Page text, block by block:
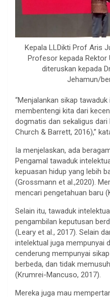
Kepala LLDikti Prof Aris
Profesor kepada Rektor
diteruskan kepada
Jehamun/
“Menjalankan sikap
membentengi kita dari
dogmatis dan sekaligus dari
Church & Barrett, 2016),”
Ia menjelaskan, ada
Pengamal tawaduk
kepuasan hidup yang lebih
(Grossmann et al.,2020).
mencari pengetahuan baru
Selain itu, tawaduk
pengambilan keputusan
(Leary et al., 2017). Selain
intelektual juga mempunyai
cenderung mempunyai
berbeda, dan tidak
(Krumrei-Mancuso, 2017).
Mereka juga mau